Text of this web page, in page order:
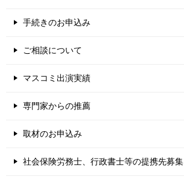
手続きのお申込み
ご相談について
マスコミ出演実績
専門家からの推薦
取材のお申込み
社会保険労務士、行政書士等の提携先募集